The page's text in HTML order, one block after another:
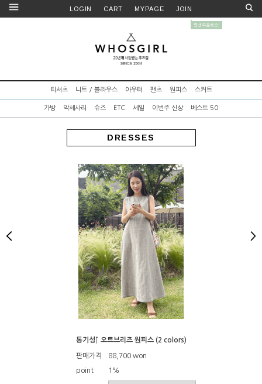
LOGIN CART MYPAGE JOIN
티셔츠 니트 / 블라우스 아우터 팬츠 원피스 스커트
가방 악세사리 슈즈 ETC 세일 이번주 신상 베스트 50
DRESSES
통기성↑ 오트브리즈 원피스 (2 colors)
판매가격 88,700 won
point 1%